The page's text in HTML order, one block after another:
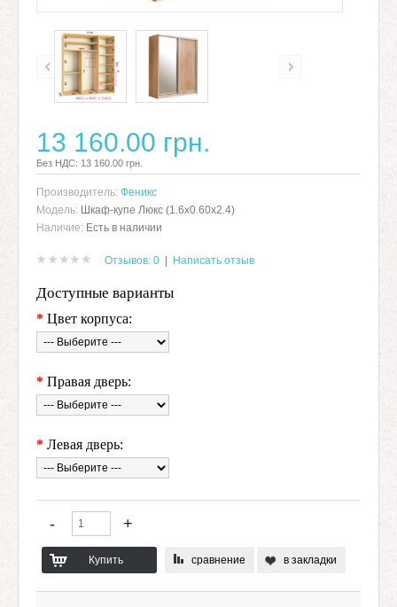
13 160.00 грн.
Без НДС: 13 160.00 грн.
Производитель: Феникс
Модель: Шкаф-купе Люкс (1.6х0.60х2.4)
Наличие: Есть в наличии
Отзывов: 0 Написать отзыв
Доступные варианты
* Цвет корпуса:
* Правая дверь:
* Левая дверь:
сравнение в закладки